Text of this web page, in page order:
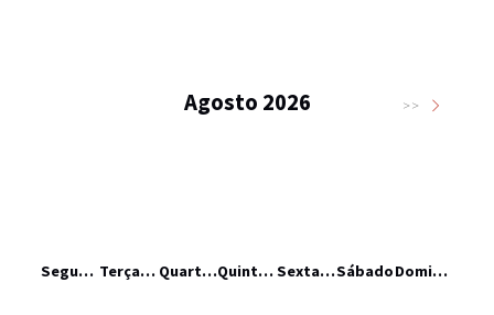
Agosto 2026 >>
Segunda-feira Terça-feira Quarta-feira Quinta-feira Sexta-feiraSábado Domingo